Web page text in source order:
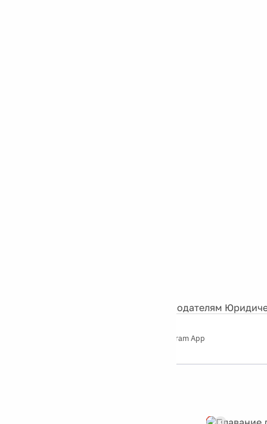
Рекламодателям
Telegram App